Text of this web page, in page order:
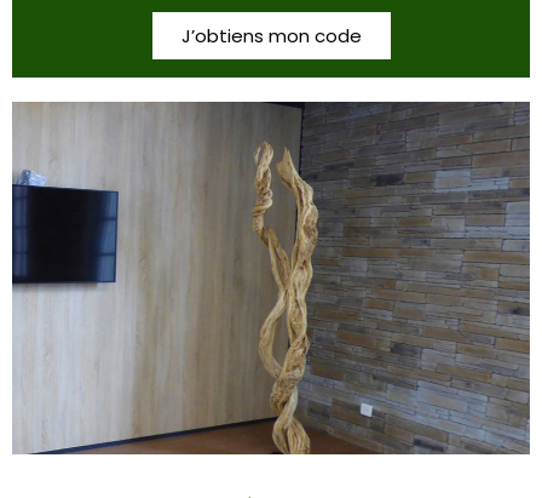
J’obtiens mon code
LIANES & TRONCS